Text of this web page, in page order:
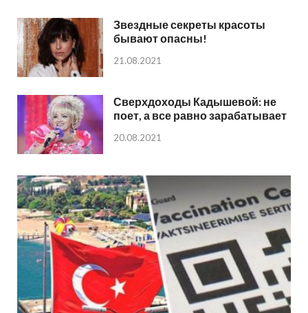
Звездные секреты красоты
бывают опасны!
21.08.2021
Сверхдоходы Кадышевой: не
поет, а все равно зарабатывает
20.08.2021